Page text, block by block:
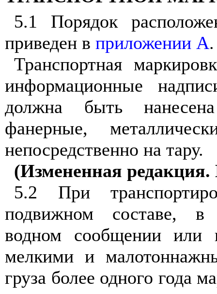
5.1 Порядок
приведен в приложении А.
Транспортная
информационные
должна быть
фанерные,
непосредственно на тару.
(Измененная
5.2
При
подвижном составе, в
водном сообщении или
мелкими и
груза более одного года